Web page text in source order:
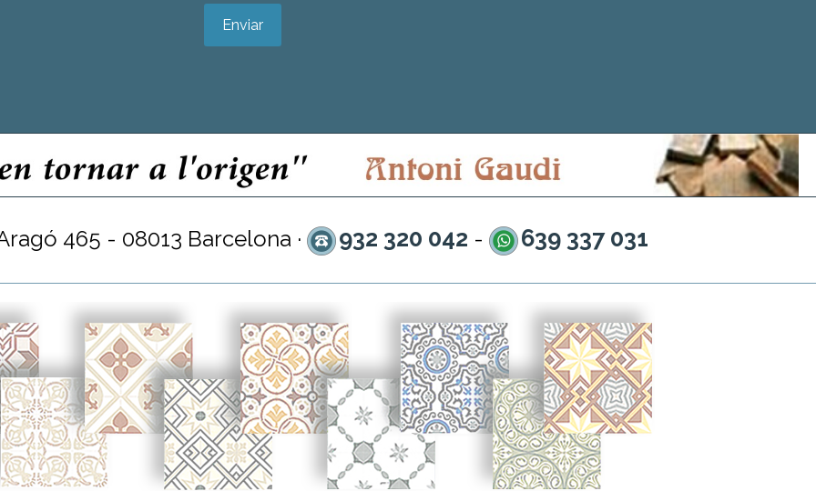
Enviar
465 - 08013 Barcelona · 932 320 042 - 639 337 031